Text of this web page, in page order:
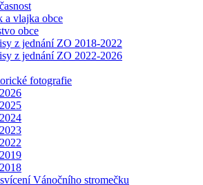
a vlajka obce
obce
z jednání ZO 2018-2022
z jednání ZO 2022-2026
fotografie
Vánočního stromečku